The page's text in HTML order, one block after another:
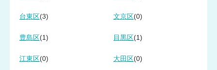
台東区 (3) 文京区 (0)
豊島区 (1) 目黒区 (1)
江東区 (0) 大田区 (0)